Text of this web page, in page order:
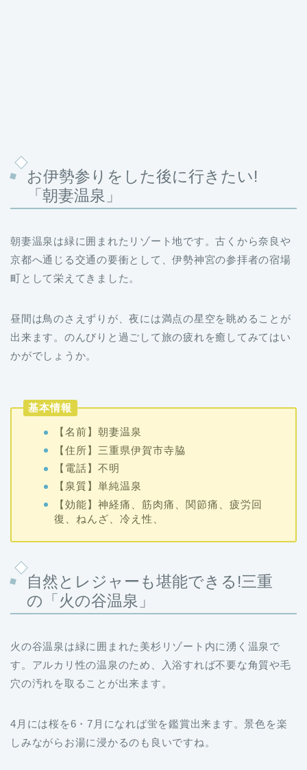
お伊勢参りをした後に行きたい!
「朝妻温泉」
朝妻温泉は緑に囲まれたリゾート地です。古くから奈良や
京都へ通じる交通の要衝として、伊勢神宮の参拝者の宿場
町として栄えてきました。
昼間は鳥のさえずりが、夜には満点の星空を眺めることが
出来ます。のんびりと過ごして旅の疲れを癒してみてはい
かがでしょうか。
基本情報
【名前】朝妻温泉
【住所】三重県伊賀市寺脇
【電話】不明
【泉質】単純温泉
【効能】神経痛、筋肉痛、関節痛、疲労回
復、ねんざ、冷え性、
自然とレジャーも堪能できる!三重
の「火の谷温泉」
火の谷温泉は緑に囲まれた美杉リゾート内に湧く温泉で
す。アルカリ性の温泉のため、入浴すれば不要な角質や毛
穴の汚れを取ることが出来ます。
4月には桜を6・7月になれば蛍を鑑賞出来ます。景色を楽
しみながらお湯に浸かるのも良いですね。